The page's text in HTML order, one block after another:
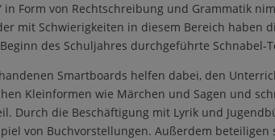
in Form von Rechtschreibung und Grammatik
mit Schwierigkeiten in diesem Bereich haben
des Schuljahres durchgeführte Schnabel-
Smartboards helfen dabei, den
Kleinformen wie Märchen und Sagen und
Durch die Beschäftigung mit Lyrik und Jugendb
von Buchvorstellungen. Außerdem beteiligen